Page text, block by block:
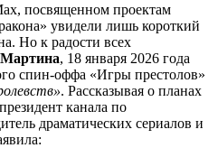
посвященном проектам
увидели лишь короткий
Но к радости всех
, 18 января 2026 года
спин-оффа «Игры престолов»
. Рассказывая о планах
канала по
драматических сериалов и